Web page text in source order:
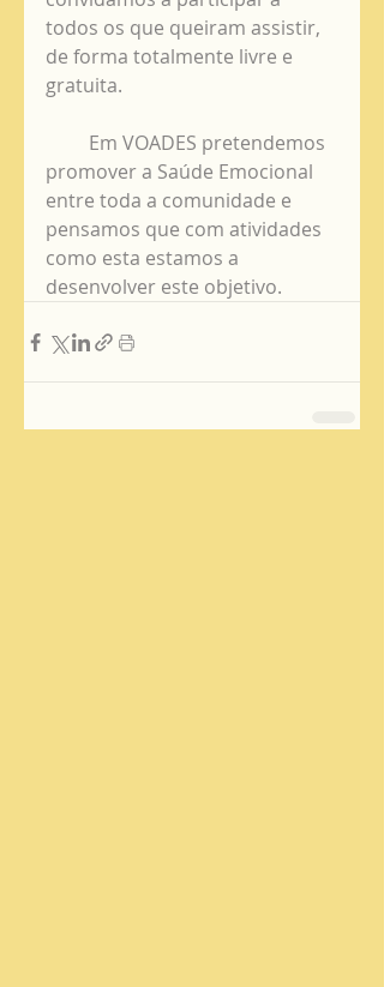
todos os que queiram assistir,
de forma totalmente livre e
gratuita.
promover a Saúde Emocional
entre toda a comunidade e
pensamos que com atividades
como esta estamos a
desenvolver este objetivo.